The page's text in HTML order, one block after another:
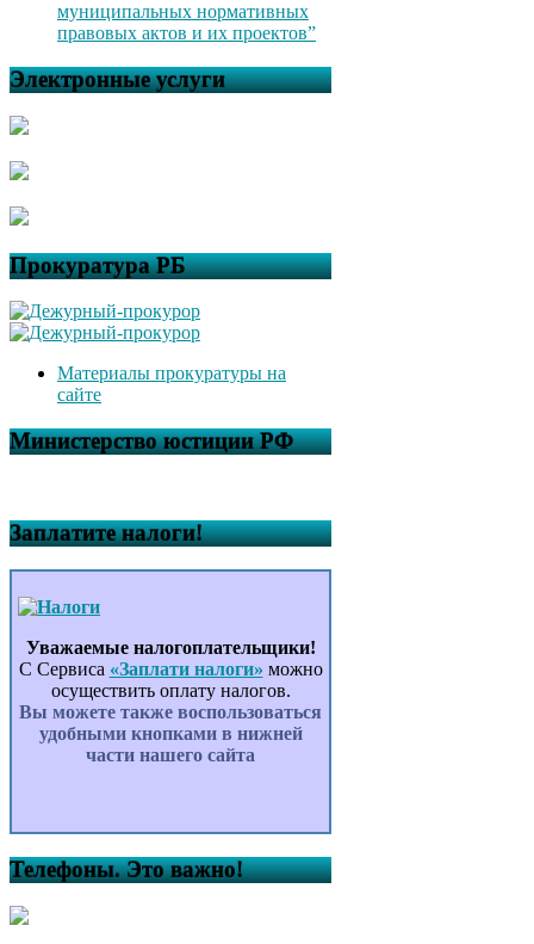
муниципальных нормативных
правовых актов и их проектов”
Электронные услуги
Прокуратура РБ
Материалы прокуратуры на
сайте
Министерство юстиции РФ
Заплатите налоги!
Уважаемые налогоплательщики!
С Сервиса «Заплати налоги» можно
осуществить оплату налогов.
Вы можете также воспользоваться
удобными кнопками в нижней
части нашего сайта
Телефоны. Это важно!